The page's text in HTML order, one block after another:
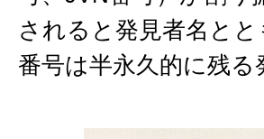
されると発見者名と
番号は半永久的に残